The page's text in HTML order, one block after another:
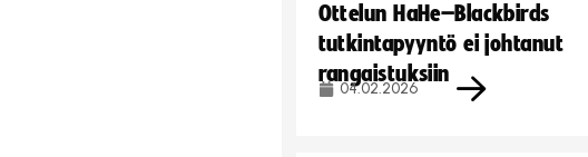
Ottelun HaHe–Blackbirds
tutkintapyyntö ei johtanut
rangaistuksiin
04.02.2026